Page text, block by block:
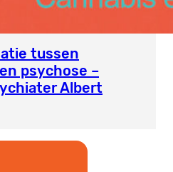
tussen
psychose –
Albert